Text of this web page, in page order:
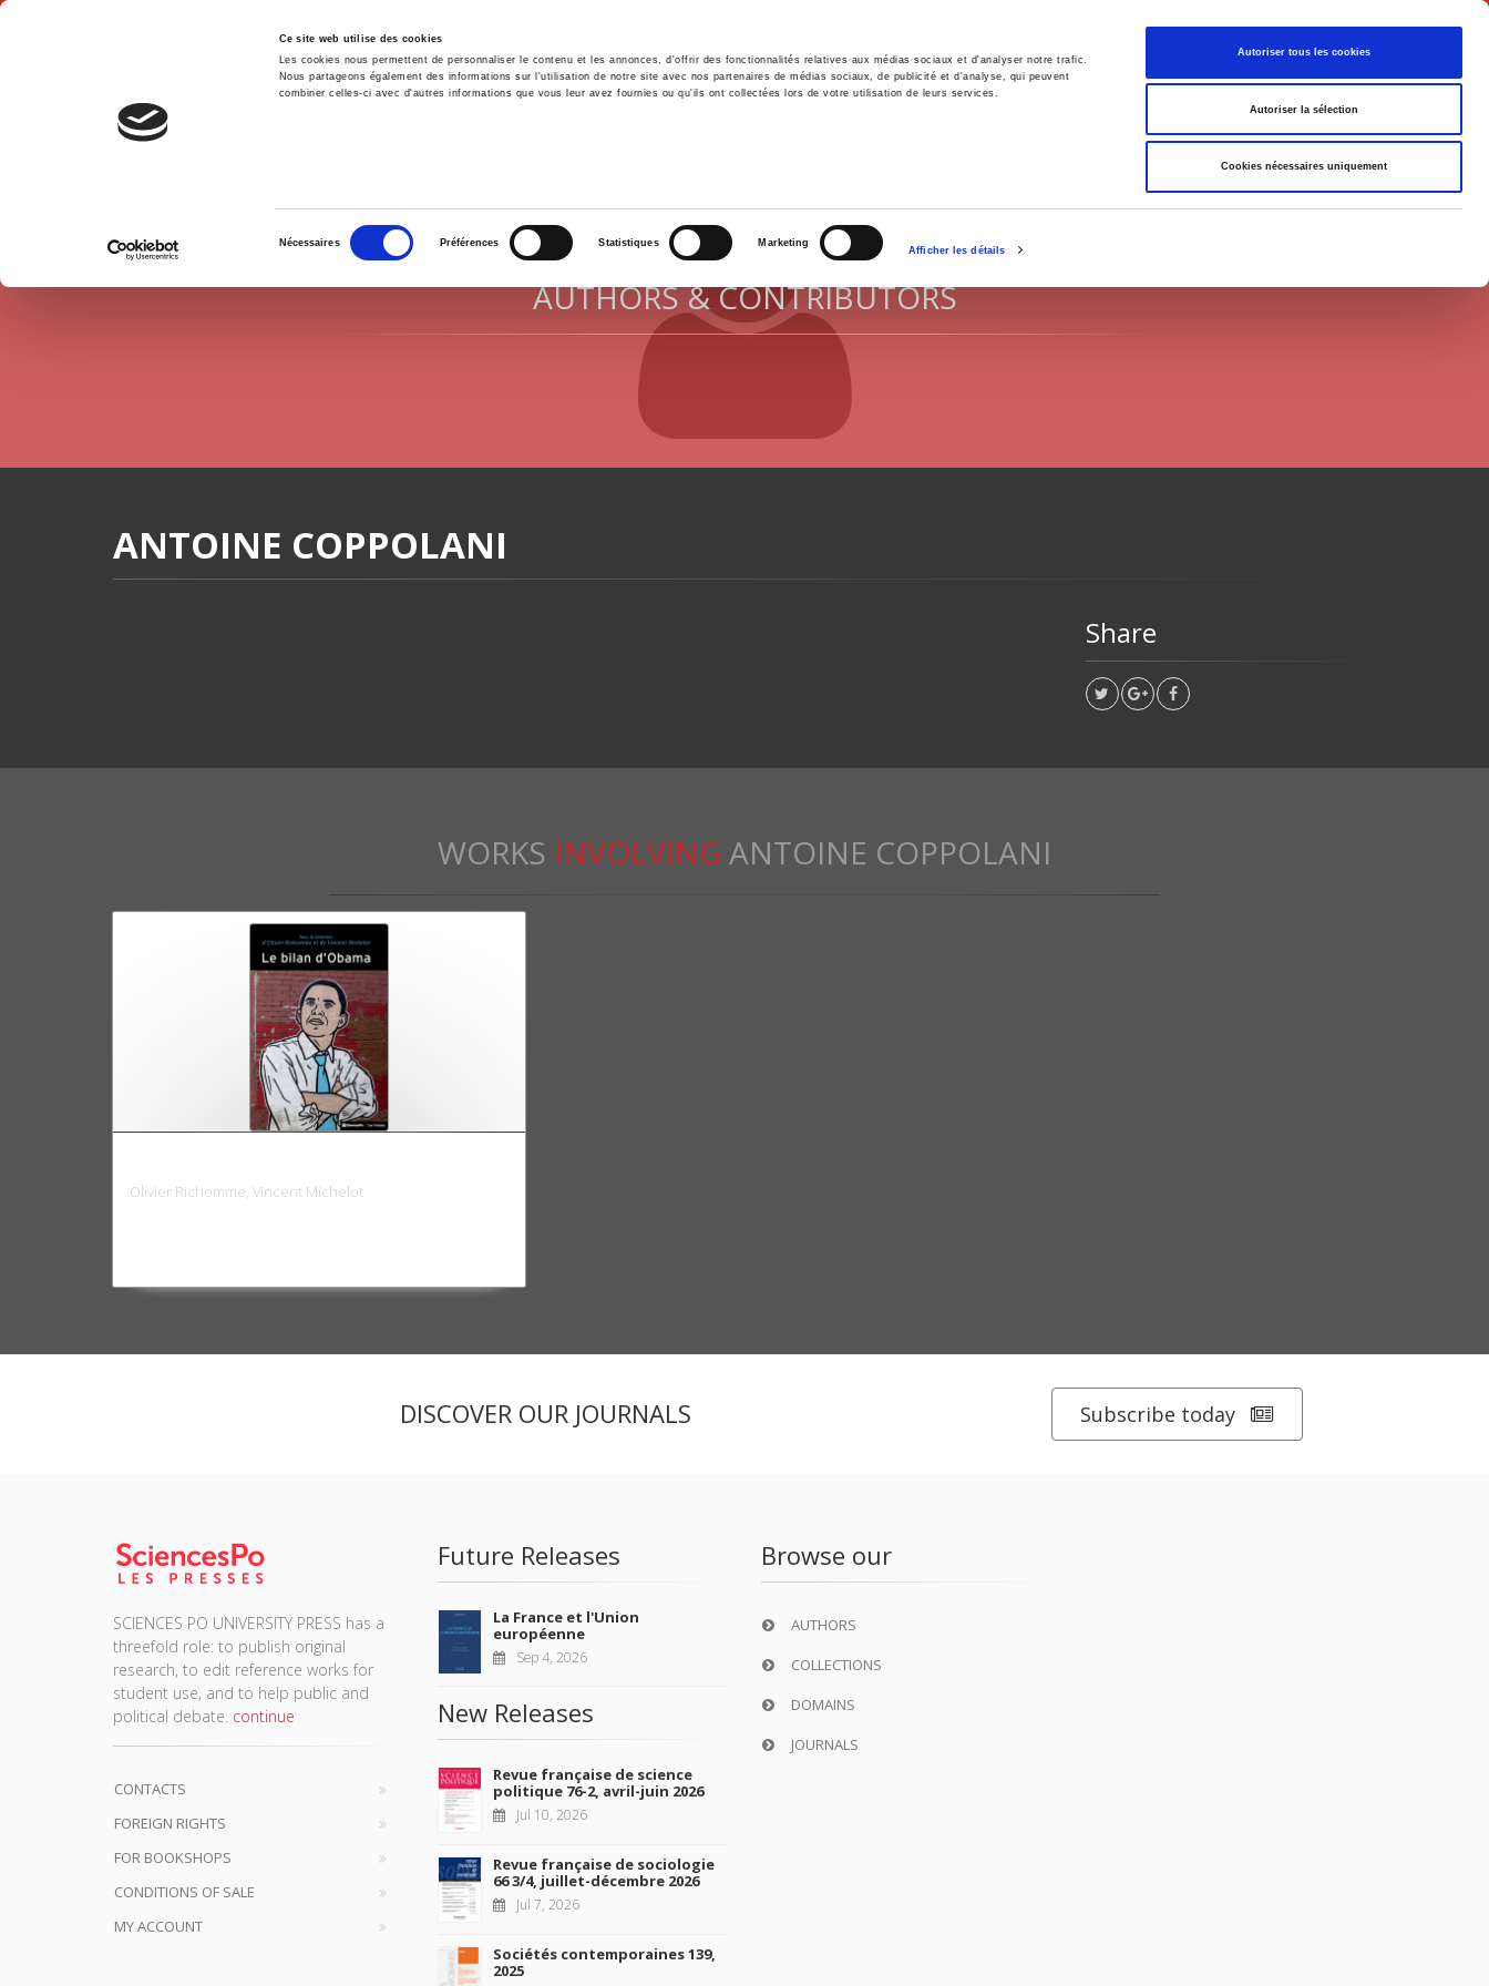
Ce site web utilise des cookies
Les cookies nous permettent de personnaliser le contenu et les annonces, d'offrir des fonctionnalités relatives aux médias sociaux et d'analyser notre trafic.
Nous partageons également des informations sur l'utilisation de notre site avec nos partenaires de médias sociaux, de publicité et d'analyse, qui peuvent
combiner celles-ci avec d'autres informations que vous leur avez fournies ou qu'ils ont collectées lors de votre utilisation de leurs services.
consentement
Nécessaires Préférences Statistiques Marketing
Afficher les détails
Autoriser tous les cookies
Autoriser la sélection
Cookies nécessaires uniquement
English
Home Environment History International Politics
AUTHORS & CONTRIBUTORS
ANTOINE COPPOLANI
Share
WORKS INVOLVING ANTOINE COPPOLANI
Olivier Richomme, Vincent Michelot
DISCOVER OUR JOURNALS Subscribe today
SCIENCES PO UNIVERSITY PRESS has a
threefold role: to publish original
research, to edit reference works for
student use, and to help public and
political debate. continue
CONTACTS
FOREIGN RIGHTS
FOR BOOKSHOPS
CONDITIONS OF SALE
MY ACCOUNT
Future Releases
La France et l'Union
européenne
Sep 4, 2026
New Releases
Revue française de science
politique 76-2, avril-juin 2026
Jul 10, 2026
Revue française de sociologie
66 3/4, juillet-décembre 2026
Jul 7, 2026
Sociétés contemporaines 139,
2025
Browse our
AUTHORS
COLLECTIONS
DOMAINS
JOURNALS